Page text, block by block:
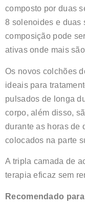
composto por duas
8 solenoides e duas
composição pode
ativas onde mais
Os novos colchões
ideais para
pulsados de longa
corpo, além disso,
durante as horas de
colocados na parte
A tripla camada de
terapia eficaz sem
Recomendado